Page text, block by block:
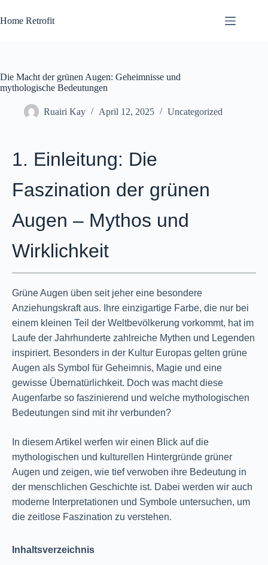
to
content
Home Retrofit
Die Macht der grünen Augen: Geheimnisse und
mythologische Bedeutungen
Ruairi Kay April 12, 2025 Uncategorized
1. Einleitung: Die
Faszination der grünen
Augen – Mythos und
Wirklichkeit
Grüne Augen üben seit jeher eine besondere
Anziehungskraft aus. Ihre einzigartige Farbe, die nur bei
einem kleinen Teil der Weltbevölkerung vorkommt, hat im
Laufe der Jahrhunderte zahlreiche Mythen und Legenden
inspiriert. Besonders in der Kultur Europas gelten grüne
Augen als Symbol für Geheimnis, Magie und eine
gewisse Übernatürlichkeit. Doch was macht diese
Augenfarbe so faszinierend und welche mythologischen
Bedeutungen sind mit ihr verbunden?
In diesem Artikel werfen wir einen Blick auf die
mythologischen und kulturellen Hintergründe grüner
Augen und zeigen, wie tief verwoben ihre Bedeutung in
der menschlichen Geschichte ist. Dabei werden wir auch
moderne Interpretationen und Symbole untersuchen, um
die zeitlose Faszination zu verstehen.
Inhaltsverzeichnis